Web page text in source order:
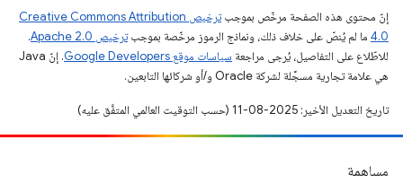
إنّ محتوى هذه الصفحة مرخّص بموجب
ترخيص Creative Commons Attribution
4.0‏ ما لم يُنصّ على خلاف ذلك، ونماذج الرموز مرخّصة بموجبترخيص Apache 2.0‏
.
للاطّلاع على التفاصيل، يُرجى مراجعة سياسات موقع Google Developers‏
. إنّ Java
هي علامة تجارية مسجَّلة لشركة Oracle و/أو شركائها التابعين.
تاريخ التعديل الأخير: 2025-08-11 (حسب التوقيت العالمي المتفَّق عليه)
مساهمة